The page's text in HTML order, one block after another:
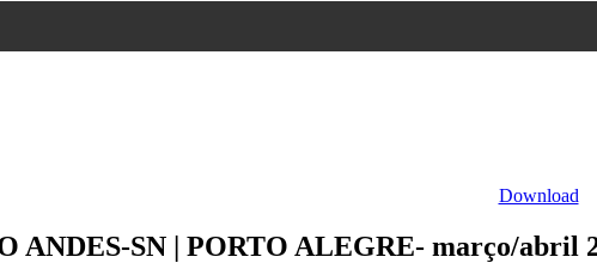
Download
ANDES-SN | PORTO ALEGRE- março/abril